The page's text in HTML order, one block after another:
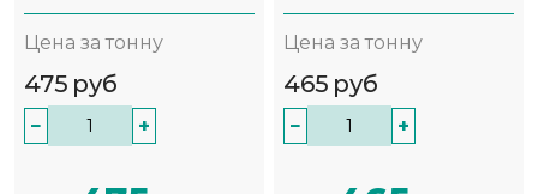
Цена за тонну
475 руб
− +
Цена за тонну
465 руб
− +